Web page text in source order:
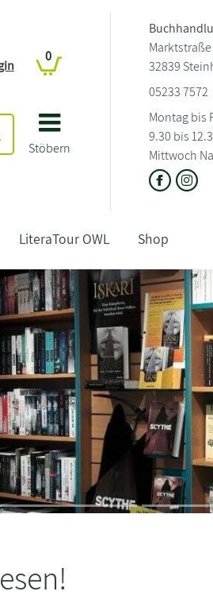
Stöbern
0
32839
05233 7572
Montag bis
9.30 bis
Mittwoch
LiteraTour OWL Shop